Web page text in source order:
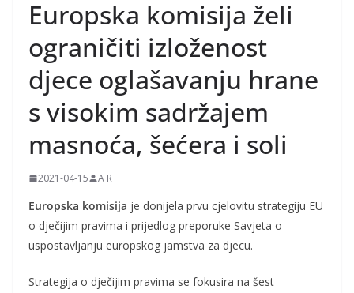
j
e
i
r
u
i
c
e
Europska komisija želi
ograničiti izloženost
djece oglašavanju hrane
s visokim sadržajem
masnoća, šećera i soli
2021-04-15 A R
Europska komisija je donijela prvu cjelovitu strategiju EU
o dječijim pravima i prijedlog preporuke Savjeta o
uspostavljanju europskog jamstva za djecu.
Strategija o dječijim pravima se fokusira na šest